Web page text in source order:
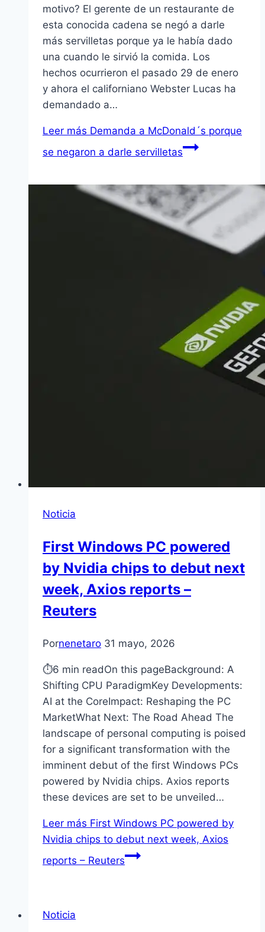
motivo? El gerente de un restaurante de
esta conocida cadena se negó a darle
más servilletas porque ya le había dado
una cuando le sirvió la comida. Los
hechos ocurrieron el pasado 29 de enero
y ahora el californiano Webster Lucas ha
demandado a…
Leer más Demanda a McDonald´s porque
se negaron a darle servilletas
Noticia
First Windows PC powered
by Nvidia chips to debut next
week, Axios reports –
Reuters
Pornenetaro 31 mayo, 2026
⏱6 min readOn this pageBackground: A
Shifting CPU ParadigmKey Developments:
AI at the CoreImpact: Reshaping the PC
MarketWhat Next: The Road Ahead The
landscape of personal computing is poised
for a significant transformation with the
imminent debut of the first Windows PCs
powered by Nvidia chips. Axios reports
these devices are set to be unveiled…
Leer más First Windows PC powered by
Nvidia chips to debut next week, Axios
reports – Reuters
Noticia